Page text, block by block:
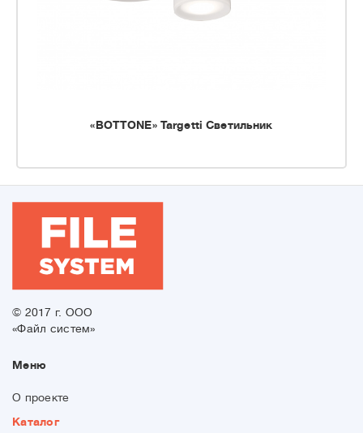
«BOTTONE» Targetti Светильник
© 2017 г. ООО
«Файл систем»
Меню
О проекте
Каталог